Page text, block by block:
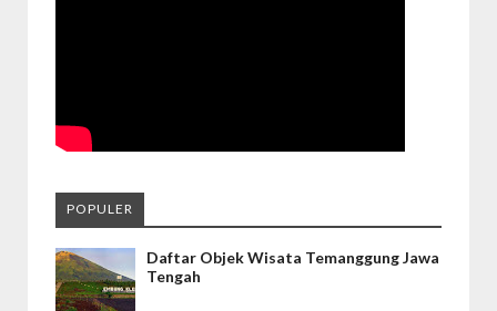
POPULER
Daftar Objek Wisata Temanggung Jawa
Tengah